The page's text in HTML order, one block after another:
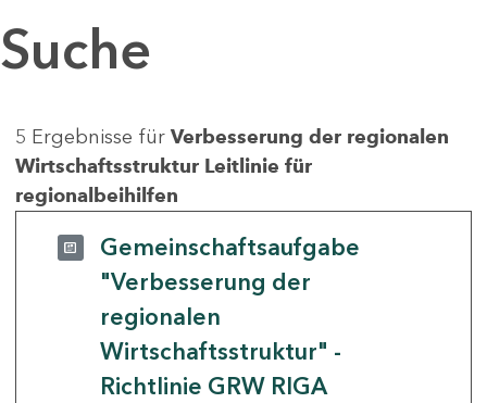
Suche
5 Ergebnisse für Verbesserung der regionalen
Wirtschaftsstruktur Leitlinie für
regionalbeihilfen
Gemeinschaftsaufgabe
"Verbesserung der
regionalen
Wirtschaftsstruktur" -
Richtlinie GRW RIGA